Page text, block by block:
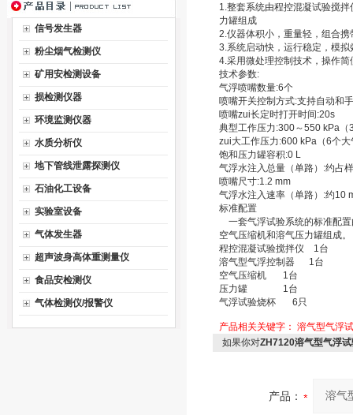
信号发生器
粉尘烟气检测仪
矿用安检测设备
损检测仪器
环境监测仪器
水质分析仪
地下管线泄露探测仪
石油化工设备
实验室设备
气体发生器
超声波身高体重测量仪
食品安检测仪
气体检测仪/报警仪
1.整套系统由程控混凝试验搅
力罐组成
2.仪器体积小，重量轻，组合携
3.系统启动快，运行稳定，模拟
4.采用微处理控制技术，操作简
技术参数:
气浮喷嘴数量:6个
喷嘴开关控制方式:支持自动和
喷嘴zui长定时打开时间:20s
典型工作压力:300～550 kPa（
zui大工作压力:600 kPa（6个大
饱和压力罐容积:0 L
气浮水注入总量（单路）:约占
喷嘴尺寸:1.2 mm
气浮水注入速率（单路）:约10
标准配置
一套气浮试验系统的标准配
空气压缩机和溶气压力罐组成。
程控混凝试验搅拌仪 1台
溶气型气浮控制器 1台
空气压缩机 1台
压力罐 1台
气浮试验烧杯 6只
产品相关关键字： 溶气型气浮
如果你对ZH7120溶气型气浮
产品：